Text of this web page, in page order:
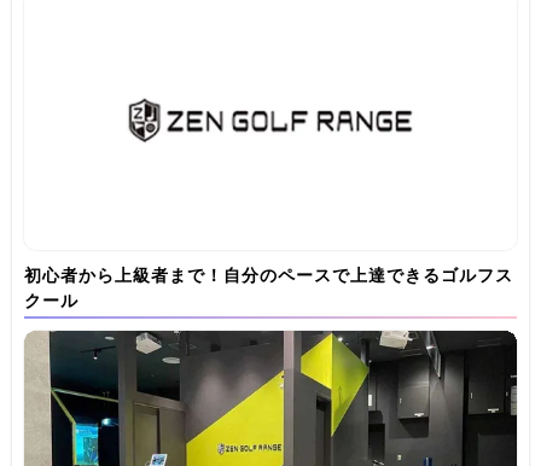
初心者から上級者まで！自分のペースで上達できるゴルフス
クール